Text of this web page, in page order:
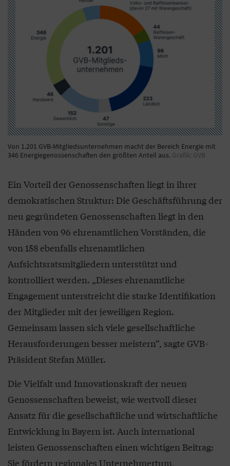
Von 1.201 GVB-Mitgliedsunternehmen macht der Bereich Energie mit
346 Energiegenossenschaften den größten Anteil aus. Grafik: GVB
Ein Vorteil der Genossenschaften liegt in ihrer
demokratischen Struktur: Die Geschäftsführung der
neu gegründeten Genossenschaften liegt in den
Händen von 96 ehrenamtlichen Vorständen, die
von 158 ebenfalls ehrenamtlichen
Aufsichtsratsmitgliedern unterstützt und
kontrolliert werden. „Dieses ehrenamtliche
Engagement unterstreicht die starke Identifikation
der Mitglieder mit der jeweiligen Region.
Gemeinsam lassen sich viele gesellschaftliche
Herausforderungen besser meistern“, sagte GVB-
Präsident Stefan Müller.
Die Vielfalt und Innovationskraft der neuen
Genossenschaften beweist, wie wertvoll dieser
Ansatz für die gesellschaftliche und wirtschaftliche
Entwicklung in Bayern ist. Auch international
leisten Genossenschaften einen wichtigen Beitrag:
Sie fördern regionales Unternehmertum,